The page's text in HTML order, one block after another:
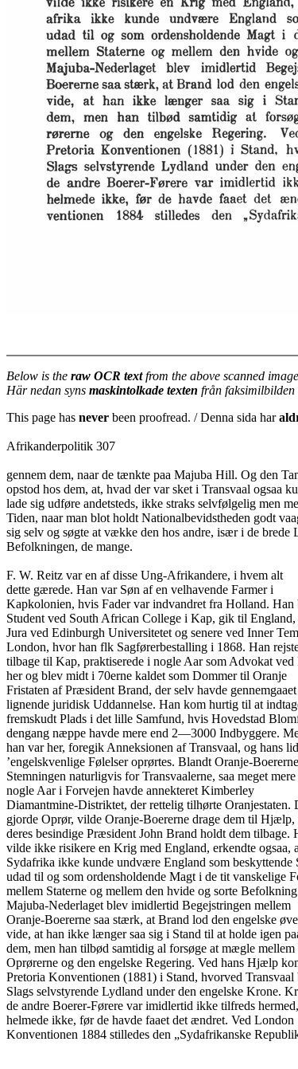
Below is the raw OCR textfrom the above scanned
Här nedan syns maskintolkade texten från faksimilbilden
This page has never been proofread. / Denna sida har
Afrikanderpolitik 307
gennem dem, naar de tænkte paa Majuba Hill. Og den
opstod hos dem, at, hvad der var sket i Transvaal ogsaa
lade sig udføre andetsteds, ikke straks selvfølgelig men
Tiden, naar man blot holdt Nationalbevidstheden godt
sig selv og søgte at vække den hos andre, især i de brede
Befolkningen, de mange.
F. W. Reitz var en af disse Ung-Afrikandere, i hvem alt
dette gærede. Han var Søn af en velhavende Farmer i
Kapkolonien, hvis Fader var indvandret fra Holland. Han
Student ved South African College i Kap, gik til England,
Jura ved Edinburgh Universitetet og senere ved Inner
London, hvor han flk Sagførerbestalling i 1868. Han
tilbage til Kap, praktiserede i nogle Aar som Advokat ved
her og blev midt i 70erne kaldet som Dommer til Oranje
Fristaten af Præsident Brand, der selv havde gennemgaaet
lignende juridisk Uddannelse. Han kom hurtig til at
fremskudt Plads i det lille Samfund, hvis Hovedstad
dengang næppe havde mere end 2—3000 Indbyggere.
han var her, foregik Anneksionen af Transvaal, og hans
’engelskvenlige Følelser oprørtes. Blandt Oranje-
Stemningen naturligvis for Transvaalerne, saa meget
nogle Aar i Forvejen havde annekteret Kimberley
Diamantmine-Distriktet, der rettelig tilhørte Oranjestaten.
gjorde Oprør, vilde Oranje-Boererne drage dem til Hjælp,
deres besindige Præsident John Brand holdt dem tilbage.
vilde ikke risikere en Krig med England, erkendte ogsaa,
Sydafrika ikke kunde undvære England som beskyttende
udad til og som ordensholdende Magt i de tit vanskelige
mellem Staterne og mellem den hvide og sorte
Majuba-Nederlaget blev imidlertid Begejstringen mellem
Oranje-Boererne saa stærk, at Brand lod den engelske
vide, at han ikke længer saa sig i Stand til at holde igen
dem, men han tilbød samtidig al forsøge at mægle mellem
Oprørerne og den engelske Regering. Ved hans Hjælp
Pretoria Konventionen (1881) i Stand, hvorved Transvaal
Slags selvstyrende Lydland under den engelske Krone.
de andre Boerer-Førere var imidlertid ikke tilfreds
helmede ikke, før de havde faaet det ændret. Ved London
Konventionen 1884 stilledes den „Sydafrikanske